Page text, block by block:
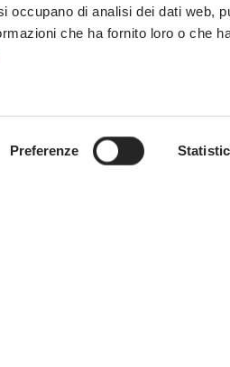
occupano di analisi dei dati web,
che ha fornito loro o che
Preferenze